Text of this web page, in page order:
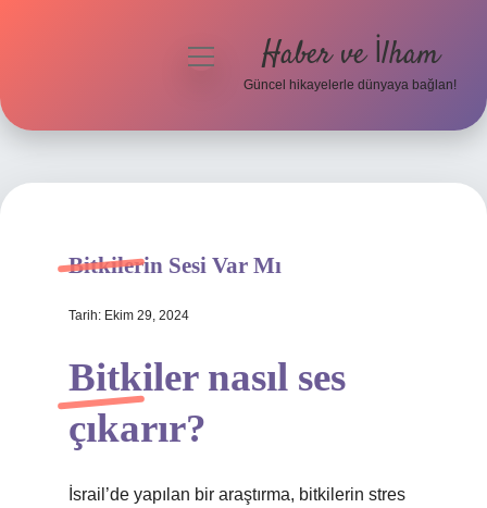
Hakkımızda
menüyü
Haber ve İlham
Güncel hikayelerle dünyaya bağlan!
Bitkilerin Sesi Var Mı
Tarih: Ekim 29, 2024
Bitkiler nasıl ses
çıkarır?
İsrail’de yapılan bir araştırma, bitkilerin stres